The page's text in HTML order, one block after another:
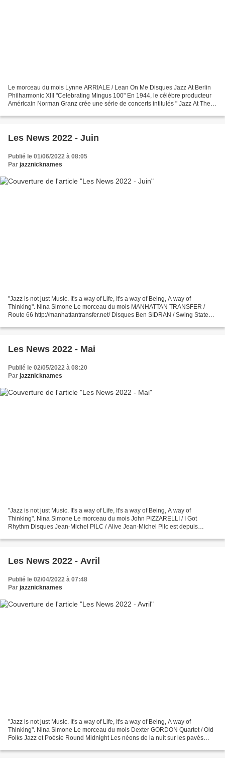
Le morceau du mois Lynne ARRIALE / Lean On Me Disques Jazz At Berlin
Philharmonic XIII "Celebrating Mingus 100" En 1944, le célèbre producteur
Américain Norman Granz crée une série de concerts intitulés " Jazz At The
Les News 2022 - Juin
Publié le 01/06/2022 à 08:05
Par jazznicknames
"Jazz is not just Music. It's a way of Life, It's a way of Being, A way of
Thinking". Nina Simone Le morceau du mois MANHATTAN TRANSFER /
Route 66 http://manhattantransfer.net/ Disques Ben SIDRAN / Swing State
Les News 2022 - Mai
Publié le 02/05/2022 à 08:20
Par jazznicknames
"Jazz is not just Music. It's a way of Life, It's a way of Being, A way of
Thinking". Nina Simone Le morceau du mois John PIZZARELLI / I Got
Rhythm Disques Jean-Michel PILC / Alive Jean-Michel Pilc est depuis
Les News 2022 - Avril
Publié le 02/04/2022 à 07:48
Par jazznicknames
"Jazz is not just Music. It's a way of Life, It's a way of Being, A way of
Thinking". Nina Simone Le morceau du mois Dexter GORDON Quartet / Old
Folks Jazz et Poésie Round Midnight Les néons de la nuit sur les pavés